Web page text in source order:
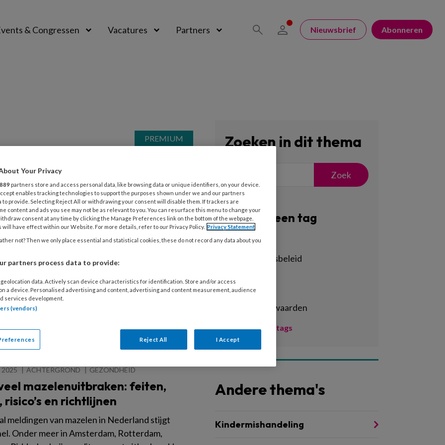
& Congressen Vacatures Partners Nieuwsbrief Abonneren
onhandelbaar na een infectie
angst, tics of een achteruitgang in
wist je een plotselinge gedragsverandering bij
kan komen door infecties, zoals keelontsteking of
valt het immuunsysteem na een infectie
brein aan. Het kan goed zijn dat er op jouw
een kind met deze aandoening is, zonder dat
weet: volgens internationale schattingen treft
op de 200 kinderen. Moeder en pedagoge
Hamaidouch zag haar eigen zoontje Isaiah
veranderen. Tot een jaar geleden bleef de reden
ACHTERGROND GEZONDHEID
mazelenuitbraken: feiten,
risico’s en richtlijnen
meldingen van mazelen in Nederland stijgt
Onder meer in Amsterdam, Rotterdam,
Zoeken in dit thema
Zoek
Filter op een tag
Alle tags
achterstandsbeleid
adhd
arbeidsvoorwaarden
Toon meer tags
Andere thema's
Kindermishandeling
Your Privacy
889 partners store and access personal data, like browsing data or unique identifiers, on your device.
enables tracking technologies to support the purposes shown under we and our partners
to provide. Selecting Reject All or withdrawing your consent will disable them. If trackers are
content and ads you see may not be as relevant to you. You can resurface this menu to change your
consent at any time by clicking the Manage Preferences link on the bottom of the webpage.
will have effect within our Website. For more details, refer to our Privacy Policy. Privacy Statement
not? Then we only place essential and statistical cookies, these do not record any data about you
partners process data to provide:
data. Actively scan device characteristics for identification. Store and/or access
a device. Personalised advertising and content, advertising and content measurement, audience
services development.
(vendors)
Reject All I Accept